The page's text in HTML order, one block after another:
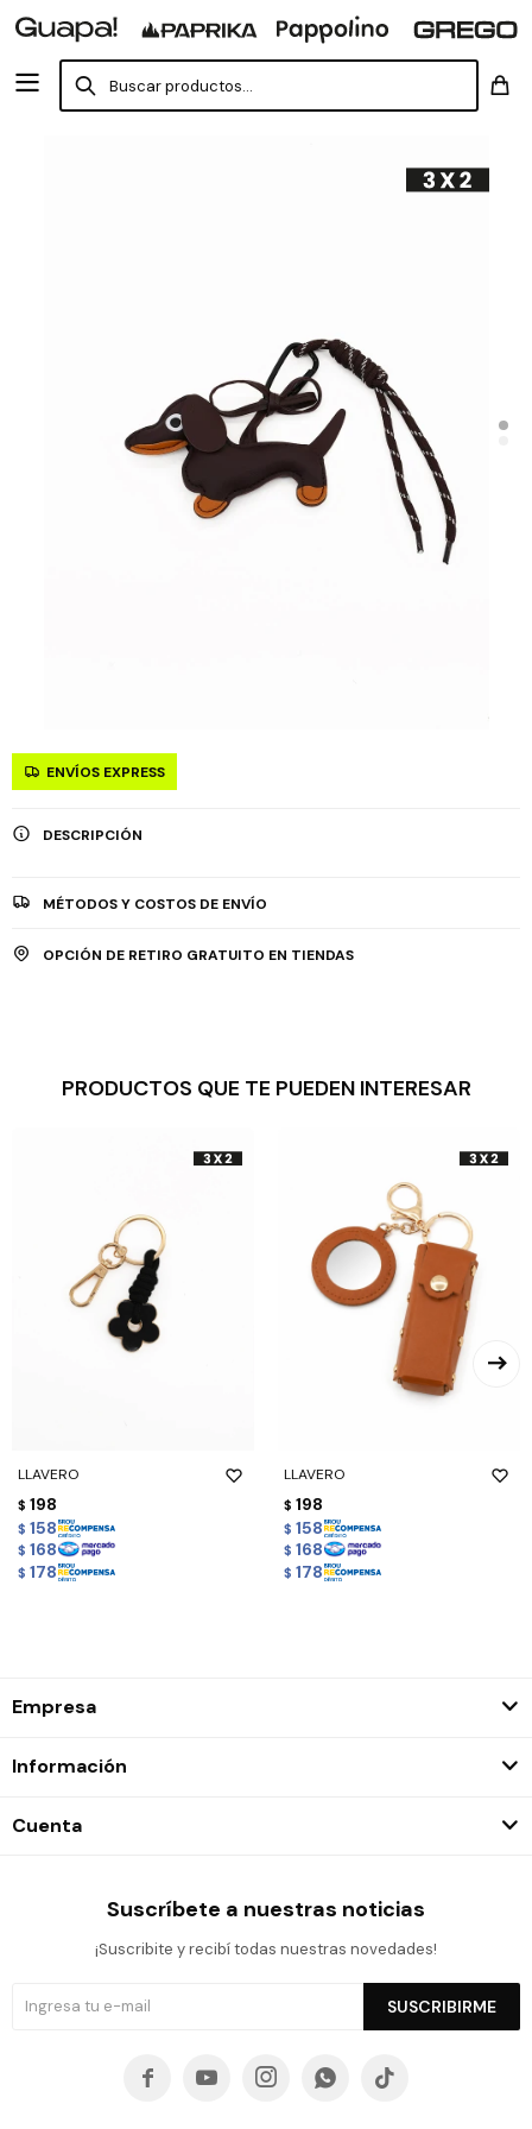
ENVÍOS EXPRESS
DESCRIPCIÓN
MÉTODOS Y COSTOS DE ENVÍO
OPCIÓN DE RETIRO GRATUITO EN TIENDAS
PRODUCTOS QUE TE PUEDEN INTERESAR
LLAVERO
$ 198
$ 158
$ 168
$ 178
LLAVERO
$ 198
$ 158
$ 168
$ 178
Empresa
Información
Cuenta
Suscríbete a nuestras noticias
¡Suscribite y recibí todas nuestras novedades!
SUSCRIBIRME
    